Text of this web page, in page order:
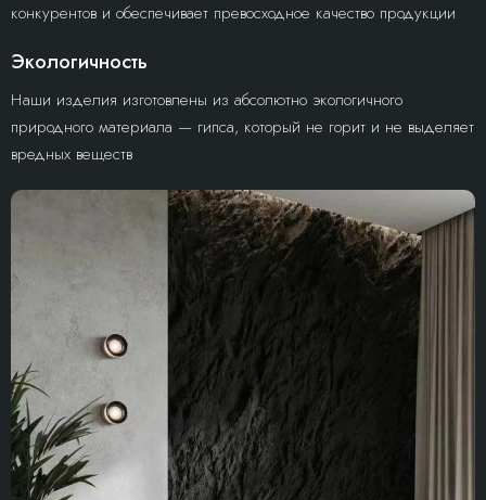
конкурентов и обеспечивает превосходное качество продукции
Экологичность
Наши изделия изготовлены из абсолютно экологичного
природного материала — гипса, который не горит и не выделяет
вредных веществ